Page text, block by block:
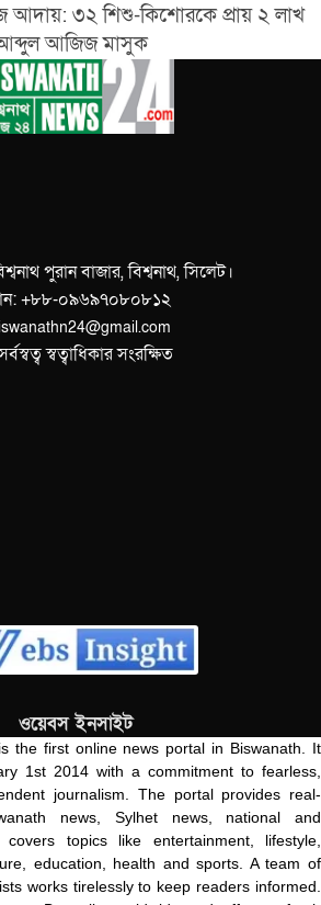
আদায়: ৩২ শিশু-কিশোরকে প্রায় ২ লাখ
আব্দুল আজিজ মাসুক
পুরান বাজার, বিশ্বনাথ, সিলেট।
+৮৮-০৯৬৯৭০৮০৮১২
স্বত্বাধিকার সংরক্ষিত
ওয়েবস ইনসাইট
the first online news portal in Biswanath. It
1st 2014 with a commitment to fearless,
journalism. The portal provides real-
news, Sylhet news, national and
topics like entertainment, lifestyle,
education, health and sports. A team of
works tirelessly to keep readers informed.